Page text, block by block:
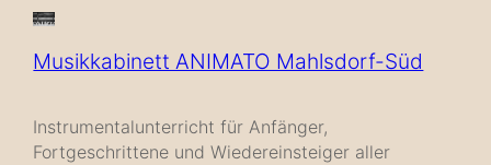
Musikkabinett ANIMATO Mahlsdorf-Süd
Instrumentalunterricht für Anfänger,
Fortgeschrittene und Wiedereinsteiger aller